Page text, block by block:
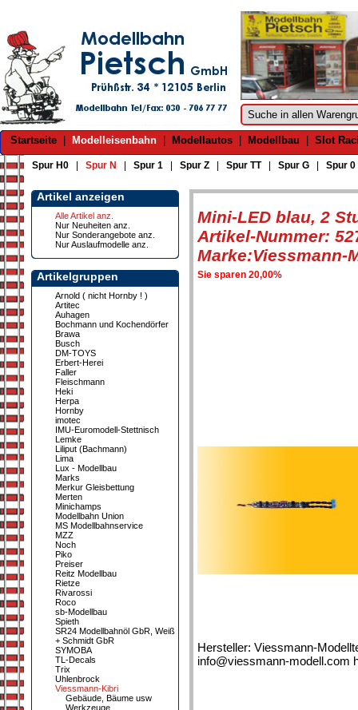
Startseite Modelleisenbahn Modellautos Modellbau Slot
Spur H0 Spur N Spur 1 Spur Z Spur TT| Spur G Spur 0
Artikel anzeigen
Alle Artikel anz.
Nur Neuheiten anz.
Nur Sonderangebote anz.
Nur Auslaufmodelle anz.
Artikelgruppen
Arnold ( nicht Hornby ! )
Artitec
Auhagen
Bochmann und Kochendörfer
Brawa
Busch
DM-TOYS
Erbert-Herei
Faller
Fleischmann
Heki
Herpa
Hornby
imotec
IMU-Euromodell-Stettnisch
Lemke
Liliput (Bachmann)
Lima
Lux - Modellbau
Marks
Merkur Gleisbettung
Merten
Minichamps
Modellbahn Union
MS Modellbahnservice
MZZ
Noch
Piko
Preiser
Reitz Modellbau
Rietze
Rivarossi
Roco
sb-Modellbau
Spieth
SR24 Modellbahnöl GbR, Weiß
+ Schmidt GbR
SYMOBA
TL-Decals
Trix
Uhlenbrock
Viessmann-Kibri
Gebäude, Bäume usw
Werkzeuge
Mini-LED blau, 2
Artikel-Nummer:
Marke:Viessmann-
Sie sparen 20,00%
Hersteller: Viessmann-
info@viessmann-modell.com